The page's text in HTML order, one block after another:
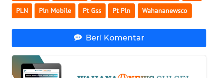
PLN Pln Mobile Pt Gss Pt Pln Wahananewsco
Beri Komentar
SULBAR